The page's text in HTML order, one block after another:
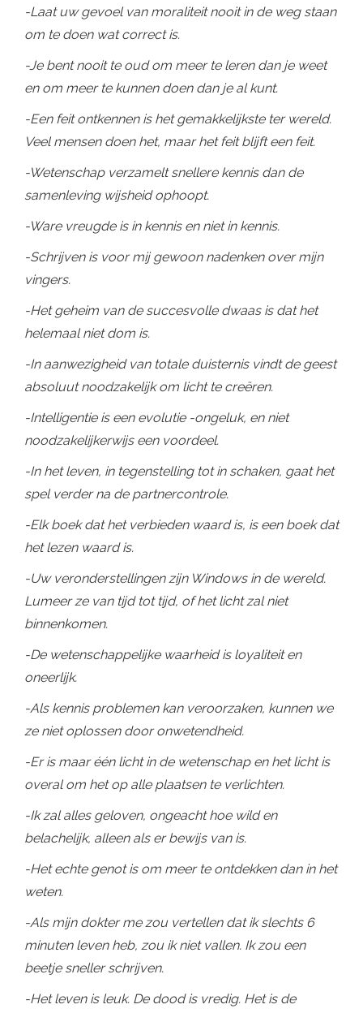
-Laat uw gevoel van moraliteit nooit in de weg staan
​​om te doen wat correct is.
-Je bent nooit te oud om meer te leren dan je weet
en om meer te kunnen doen dan je al kunt.
-Een feit ontkennen is het gemakkelijkste ter wereld.
Veel mensen doen het, maar het feit blijft een feit.
-Wetenschap verzamelt snellere kennis dan de
samenleving wijsheid ophoopt.
-Ware vreugde is in kennis en niet in kennis.
-Schrijven is voor mij gewoon nadenken over mijn
vingers.
-Het geheim van de succesvolle dwaas is dat het
helemaal niet dom is.
-In aanwezigheid van totale duisternis vindt de geest
absoluut noodzakelijk om licht te creëren.
-Intelligentie is een evolutie -ongeluk, en niet
noodzakelijkerwijs een voordeel.
-In het leven, in tegenstelling tot in schaken, gaat het
spel verder na de partnercontrole.
-Elk boek dat het verbieden waard is, is een boek dat
het lezen waard is.
-Uw veronderstellingen zijn Windows in de wereld.
Lumeer ze van tijd tot tijd, of het licht zal niet
binnenkomen.
-De wetenschappelijke waarheid is loyaliteit en
oneerlijk.
-Als kennis problemen kan veroorzaken, kunnen we
ze niet oplossen door onwetendheid.
-Er is maar één licht in de wetenschap en het licht is
overal om het op alle plaatsen te verlichten.
-Ik zal alles geloven, ongeacht hoe wild en
belachelijk, alleen als er bewijs van is.
-Het echte genot is om meer te ontdekken dan in het
weten.
-Als mijn dokter me zou vertellen dat ik slechts 6
minuten leven heb, zou ik niet vallen. Ik zou een
beetje sneller schrijven.
-Het leven is leuk. De dood is vredig. Het is de